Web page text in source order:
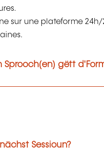
sur une plateforme 24h/
Sprooch(en) gëtt
Sessioun?